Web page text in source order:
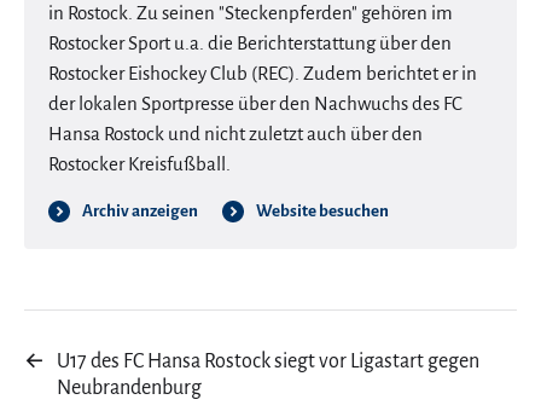
in Rostock. Zu seinen "Steckenpferden" gehören im
Rostocker Sport u.a. die Berichterstattung über den
Rostocker Eishockey Club (REC). Zudem berichtet er in
der lokalen Sportpresse über den Nachwuchs des FC
Hansa Rostock und nicht zuletzt auch über den
Rostocker Kreisfußball.
Archiv anzeigen Website besuchen
←
U17 des FC Hansa Rostock siegt vor Ligastart gegen
Neubrandenburg